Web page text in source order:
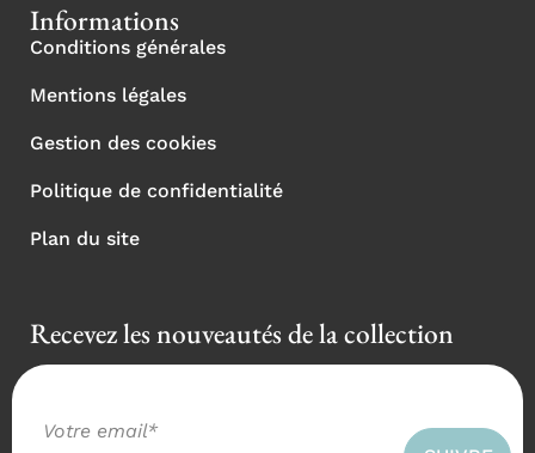
Informations
Conditions générales
Mentions légales
Gestion des cookies
Politique de confidentialité
Plan du site
Recevez les nouveautés de la collection